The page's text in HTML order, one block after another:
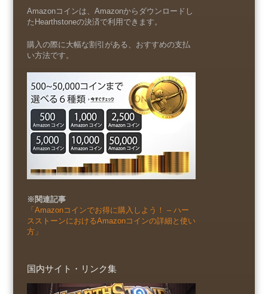
Amazonコインは、Amazonからダウンロードし
たHearthstoneの決済で利用できます。
購入の際に大幅な割引がある、おすすめの支払
い方法です。
※関連記事
「Amazonコインでお得に購入しよう！ – ハー
スストーンにおけるAmazonコインの詳細と使い
方」
国内サイト・リンク集